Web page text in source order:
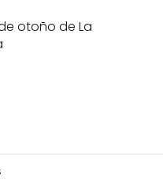
otoño de La